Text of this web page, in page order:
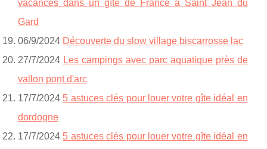
vacances dans un gîte de France à Saint Jean du
Gard
06/9/2024 Découverte du slow village biscarrosse lac
27/7/2024 Les campings avec parc aquatique près de
vallon pont d'arc
17/7/2024 5 astuces clés pour louer votre gîte idéal en
dordogne
17/7/2024 5 astuces clés pour louer votre gîte idéal en